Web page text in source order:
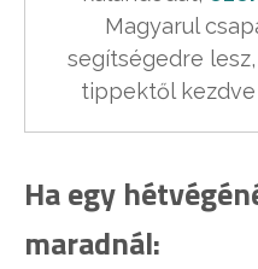
Magyarul
segítségedre
tippektől
Ha egy
maradnál: